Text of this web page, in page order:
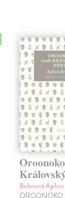
Behnová Aphra
OROONOKO